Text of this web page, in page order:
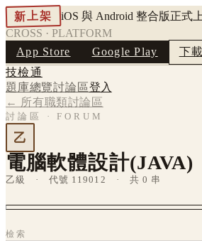
新上架
iOS 與 Android 整合版正式
CROSS · PLATFORM
App Store
Google Play 下
技檢通
題庫總覽討論區登入
← 所有職類討論區
討論區 · FORUM
乙
電腦軟體設計(JAVA)
乙級 · 代號 119012 · 共 0 串
檢索